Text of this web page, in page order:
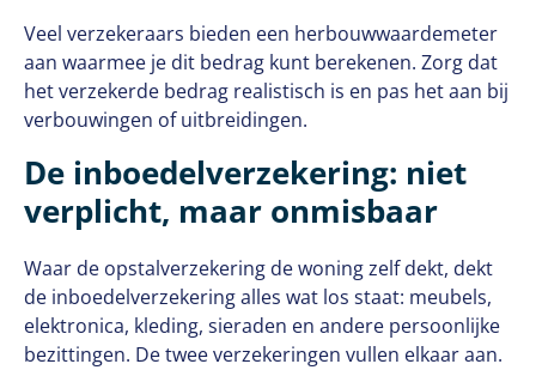
Veel verzekeraars bieden een herbouwwaardemeter
aan waarmee je dit bedrag kunt berekenen. Zorg dat
het verzekerde bedrag realistisch is en pas het aan bij
verbouwingen of uitbreidingen.
De inboedelverzekering: niet
verplicht, maar onmisbaar
Waar de opstalverzekering de woning zelf dekt, dekt
de inboedelverzekering alles wat los staat: meubels,
elektronica, kleding, sieraden en andere persoonlijke
bezittingen. De twee verzekeringen vullen elkaar aan.